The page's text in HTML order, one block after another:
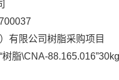
有限公司树脂采购项目
脂\CNA-